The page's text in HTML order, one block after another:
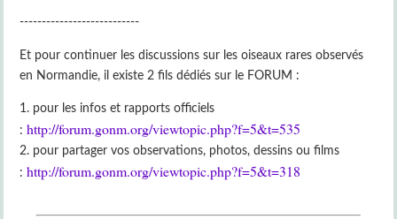
---------------------------
Et pour continuer les discussions sur les oiseaux rares observés
en Normandie, il existe 2 fils dédiés sur le FORUM :
pour les infos et rapports officiels
:http://forum.gonm.org/viewtopic.php?f=5&t=535
pour partager vos observations, photos, dessins ou films
:http://forum.gonm.org/viewtopic.php?f=5&t=318